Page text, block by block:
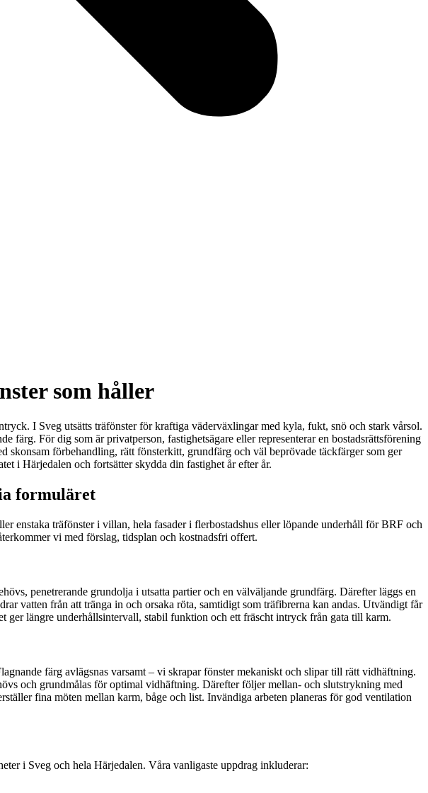
som håller
I Sveg utsätts träfönster för kraftiga väderväxlingar med kyla, fukt, snö och stark vårsol.
För dig som är privatperson, fastighetsägare eller representerar en bostadsrättsförening
förbehandling, rätt fönsterkitt, grundfärg och väl beprövade täckfärger som ger
i Härjedalen och fortsätter skydda din fastighet år efter år.
formuläret
enstaka träfönster i villan, hela fasader i flerbostadshus eller löpande underhåll för BRF och
vi med förslag, tidsplan och kostnadsfri offert.
penetrerande grundolja i utsatta partier och en välväljande grundfärg. Därefter läggs en
vatten från att tränga in och orsaka röta, samtidigt som träfibrerna kan andas. Utvändigt får
ger längre underhållsintervall, stabil funktion och ett fräscht intryck från gata till karm.
färg avlägsnas varsamt – vi skrapar fönster mekaniskt och slipar till rätt vidhäftning.
och grundmålas för optimal vidhäftning. Därefter följer mellan- och slutstrykning med
fina möten mellan karm, båge och list. Invändiga arbeten planeras för god ventilation
i Sveg och hela Härjedalen. Våra vanligaste uppdrag inkluderar: